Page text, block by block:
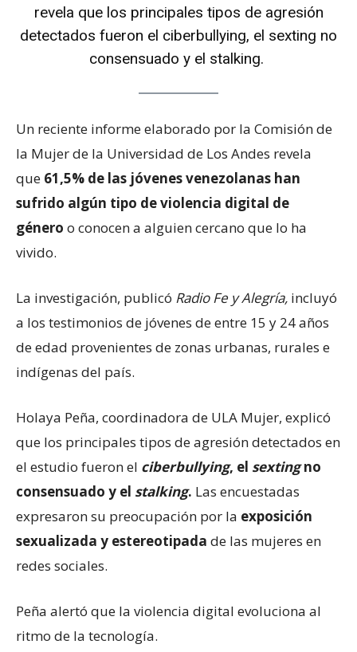
revela que los principales tipos de agresión
detectados fueron el ciberbullying, el sexting no
consensuado y el stalking.
Un reciente informe elaborado por la Comisión de
la Mujer de la Universidad de Los Andes revela
que 61,5% de las jóvenes venezolanas han
sufrido algún tipo de violencia digital de
género o conocen a alguien cercano que lo ha
vivido.
La investigación, publicó Radio Fe y Alegría, incluyó
a los testimonios de jóvenes de entre 15 y 24 años
de edad provenientes de zonas urbanas, rurales e
indígenas del país.
Holaya Peña, coordinadora de ULA Mujer, explicó
que los principales tipos de agresión detectados en
el estudio fueron el ciberbullying, el sextingno
consensuado y el stalking. Las encuestadas
expresaron su preocupación por la exposición
sexualizada y estereotipada de las mujeres en
redes sociales.
Peña alertó que la violencia digital evoluciona al
ritmo de la tecnología.